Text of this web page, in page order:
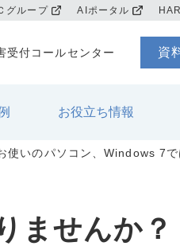
グループ AIポータル
お役立ち情報
資
受付コールセンター
使いのパソコン、Windows 7で
ませんか？